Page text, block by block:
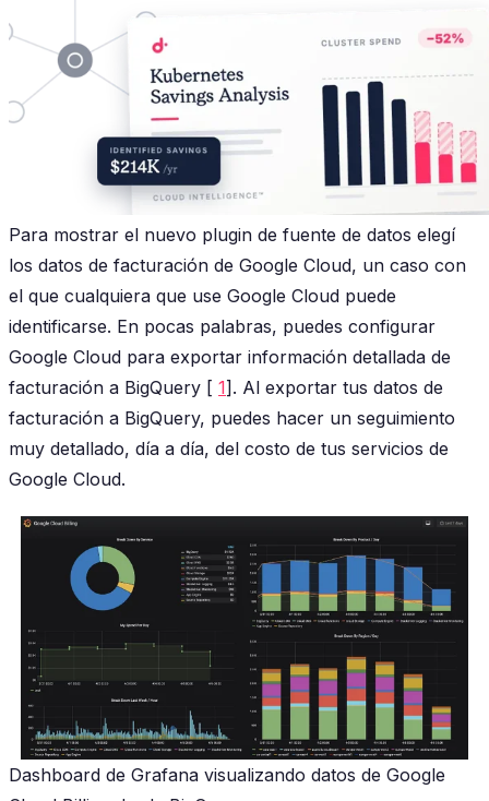
Para mostrar el nuevo plugin de fuente de datos elegí
los datos de facturación de Google Cloud, un caso con
el que cualquiera que use Google Cloud puede
identificarse. En pocas palabras, puedes configurar
Google Cloud para exportar información detallada de
facturación a BigQuery [ 1]. Al exportar tus datos de
facturación a BigQuery, puedes hacer un seguimiento
muy detallado, día a día, del costo de tus servicios de
Google Cloud.
Dashboard de Grafana visualizando datos de Google